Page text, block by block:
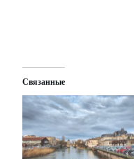
Связанные